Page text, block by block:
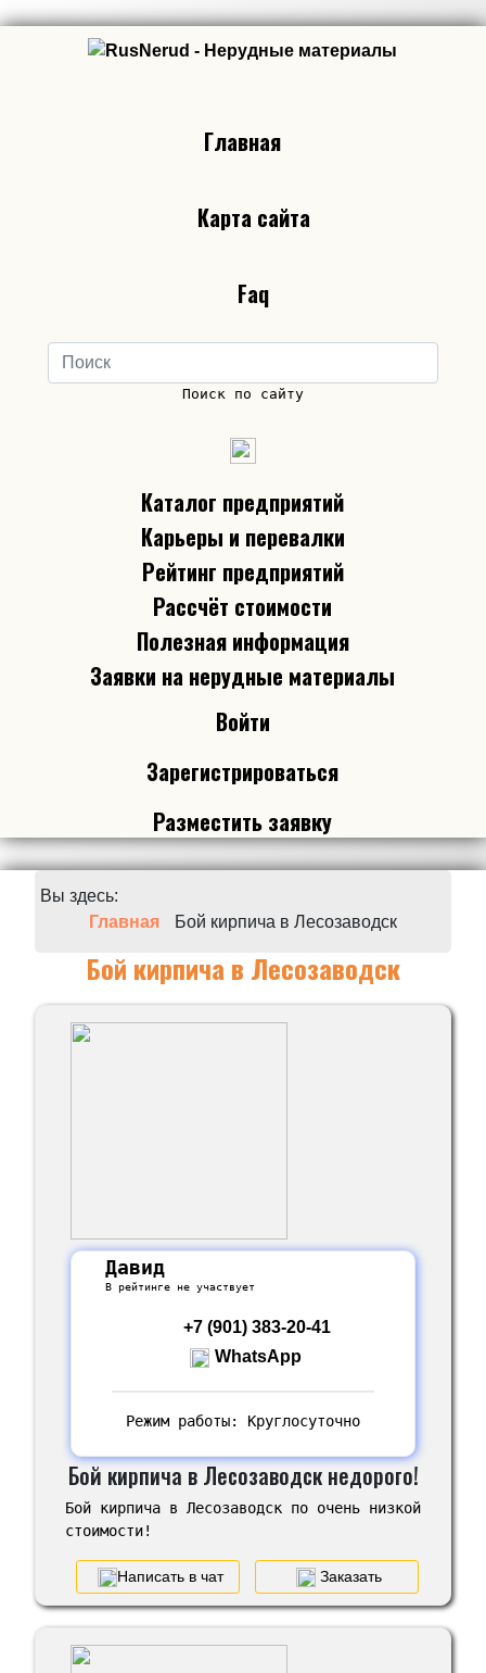
Главная
Карта сайта
Faq
Поиск по сайту
Каталог предприятий
Карьеры и перевалки
Рейтинг предприятий
Рассчёт стоимости
Полезная информация
Заявки на нерудные материалы
Войти
Зарегистрироваться
Разместить заявку
Вы здесь:
Главная
Бой кирпича в Лесозаводск
Бой кирпича в Лесозаводск
Давид
В рейтинге не участвует
+7 (901) 383-20-41
WhatsApp
Режим работы: Круглосуточно
Бой кирпича в Лесозаводск недорого!
Бой кирпича в Лесозаводск по очень низкой
стоимости!
Написать в чат Заказать